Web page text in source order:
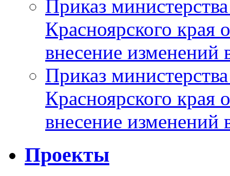
Приказ
Красноярского
внесение изменений
Приказ
Красноярского
внесение изменений
Проекты